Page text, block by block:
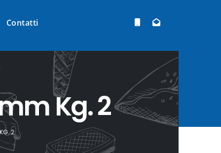
Contatti
Kg. 2
2